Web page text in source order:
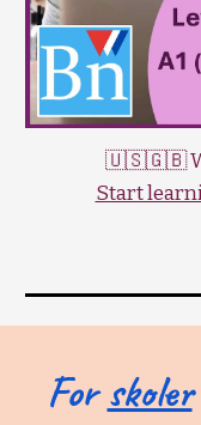
🇺🇸🇬🇧
Start
Forskoler